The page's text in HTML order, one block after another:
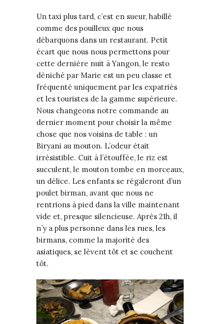
Un taxi plus tard, c’est en sueur, habillé
comme des pouilleux que nous
débarquons dans un restaurant. Petit
écart que nous nous permettons pour
cette dernière nuit à Yangon, le resto
déniché par Marie est un peu classe et
fréquenté uniquement par les expatriés
et les touristes de la gamme supérieure.
Nous changeons notre commande au
dernier moment pour choisir la même
chose que nos voisins de table : un
Biryani au mouton. L’odeur était
irrésistible. Cuit à l’étouffée, le riz est
succulent, le mouton tombe en morceaux,
un délice. Les enfants se régaleront d’un
poulet birman, avant que nous ne
rentrions à pied dans la ville maintenant
vide et, presque silencieuse. Après 21h, il
n’y a plus personne dans les rues, les
birmans, comme la majorité des
asiatiques, se lèvent tôt et se couchent
tôt.